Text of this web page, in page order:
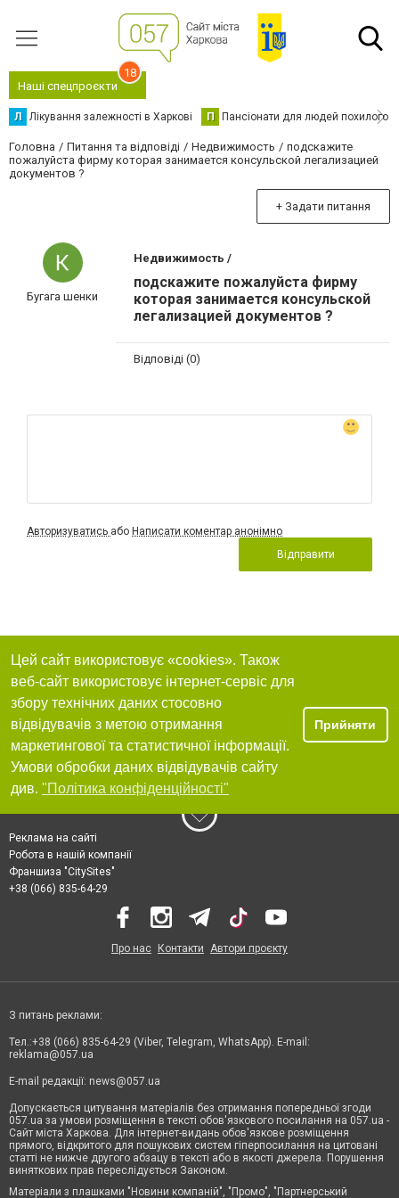
Наші спецпроєкти
18
Л Лікування залежності в Харкові П Пансіонати для людей похилого
Головна Питання та відповіді Недвижимость
подскажите
пожалуйста фирму которая занимается консульской легализацией
документов ?
+ Задати питання
Бугага шенки
Недвижимость /
подскажите пожалуйста фирму
которая занимается консульской
легализацией документов ?
Відповіді (0)
Авторизуватись або Написати коментар анонімно
Відправити
Цей сайт використовує «cookies». Також
веб-сайт використовує інтернет-сервіс для
збору технічних даних стосовно
відвідувачів з метою отримання
маркетингової та статистичної інформації.
Умови обробки даних відвідувачів сайту
див. "Політика конфіденційності"
Прийняти
Реклама на сайті
Робота в нашій компанії
Франшиза "CitySites"
+38 (066) 835-64-29
Про нас Контакти Автори проєкту
З питань реклами:
Тел.:+38 (066) 835-64-29 (Viber, Telegram, WhatsApp). E-mail:
reklama@057.ua
E-mail редакції: news@057.ua
Допускається цитування матеріалів без отримання попередньої згоди
057.ua за умови розміщення в тексті обов'язкового посилання на 057.ua -
Сайт міста Харкова. Для інтернет-видань обов'язкове розміщення
прямого, відкритого для пошукових систем гіперпосилання на цитовані
статті не нижче другого абзацу в тексті або в якості джерела. Порушення
виняткових прав переслідується Законом.
Матеріали з плашками "Новини компаній", "Промо", "Партнерський